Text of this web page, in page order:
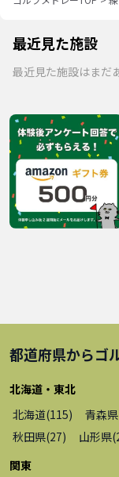
最近見た施設
最近見た施設はまだ
都道府県からゴ
北海道・東北
北海道(115) 青森県
秋田県(27) 山形県(
関東